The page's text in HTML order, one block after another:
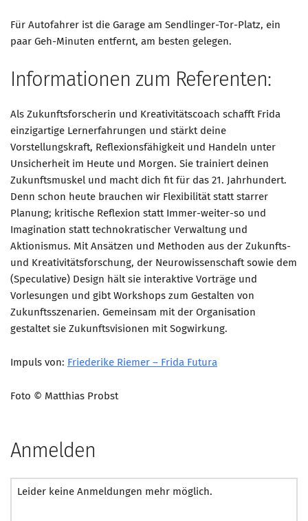
Für Autofahrer ist die Garage am Sendlinger-Tor-Platz, ein
paar Geh-Minuten entfernt, am besten gelegen.
Informationen zum Referenten:
Als Zukunftsforscherin und Kreativitätscoach schafft Frida
einzigartige Lernerfahrungen und stärkt deine
Vorstellungskraft, Reflexionsfähigkeit und Handeln unter
Unsicherheit im Heute und Morgen. Sie trainiert deinen
Zukunftsmuskel und macht dich fit für das 21. Jahrhundert.
Denn schon heute brauchen wir Flexibilität statt starrer
Planung; kritische Reflexion statt Immer-weiter-so und
Imagination statt technokratischer Verwaltung und
Aktionismus. Mit Ansätzen und Methoden aus der Zukunfts-
und Kreativitätsforschung, der Neurowissenschaft sowie dem
(Speculative) Design hält sie interaktive Vorträge und
Vorlesungen und gibt Workshops zum Gestalten von
Zukunftsszenarien. Gemeinsam mit der Organisation
gestaltet sie Zukunftsvisionen mit Sogwirkung.
Impuls von: Friederike Riemer – Frida Futura
Foto © Matthias Probst
Anmelden
Leider keine Anmeldungen mehr möglich.